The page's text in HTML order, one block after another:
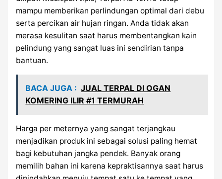
mampu memberikan perlindungan optimal dari debu
serta percikan air hujan ringan. Anda tidak akan
merasa kesulitan saat harus membentangkan kain
pelindung yang sangat luas ini sendirian tanpa
bantuan.
BACA JUGA : JUAL TERPAL DI OGAN
KOMERING ILIR #1 TERMURAH
Harga per meternya yang sangat terjangkau
menjadikan produk ini sebagai solusi paling hemat
bagi kebutuhan jangka pendek. Banyak orang
memilih bahan ini karena kepraktisannya saat harus